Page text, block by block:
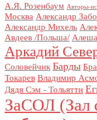
А.Я. Розенбаум Авторы-
Москва Александр
Александр Михель
Авдеев /Польша/
Аркадий
Соловейчик Барды
Токарев Владимир
Дядя Сэм - Тольятти
ЗаСОЛ (Зал